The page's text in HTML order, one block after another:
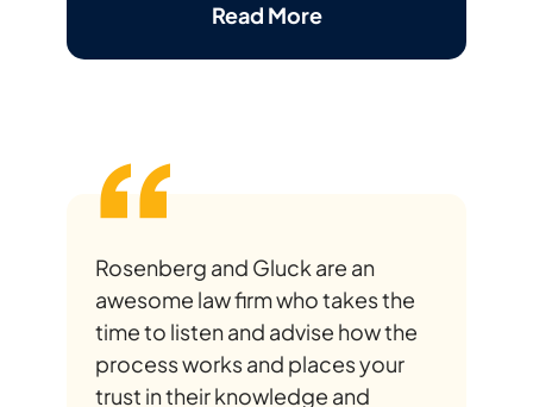
Read More
Rosenberg and Gluck are an
awesome law firm who takes the
time to listen and advise how the
process works and places your
trust in their knowledge and